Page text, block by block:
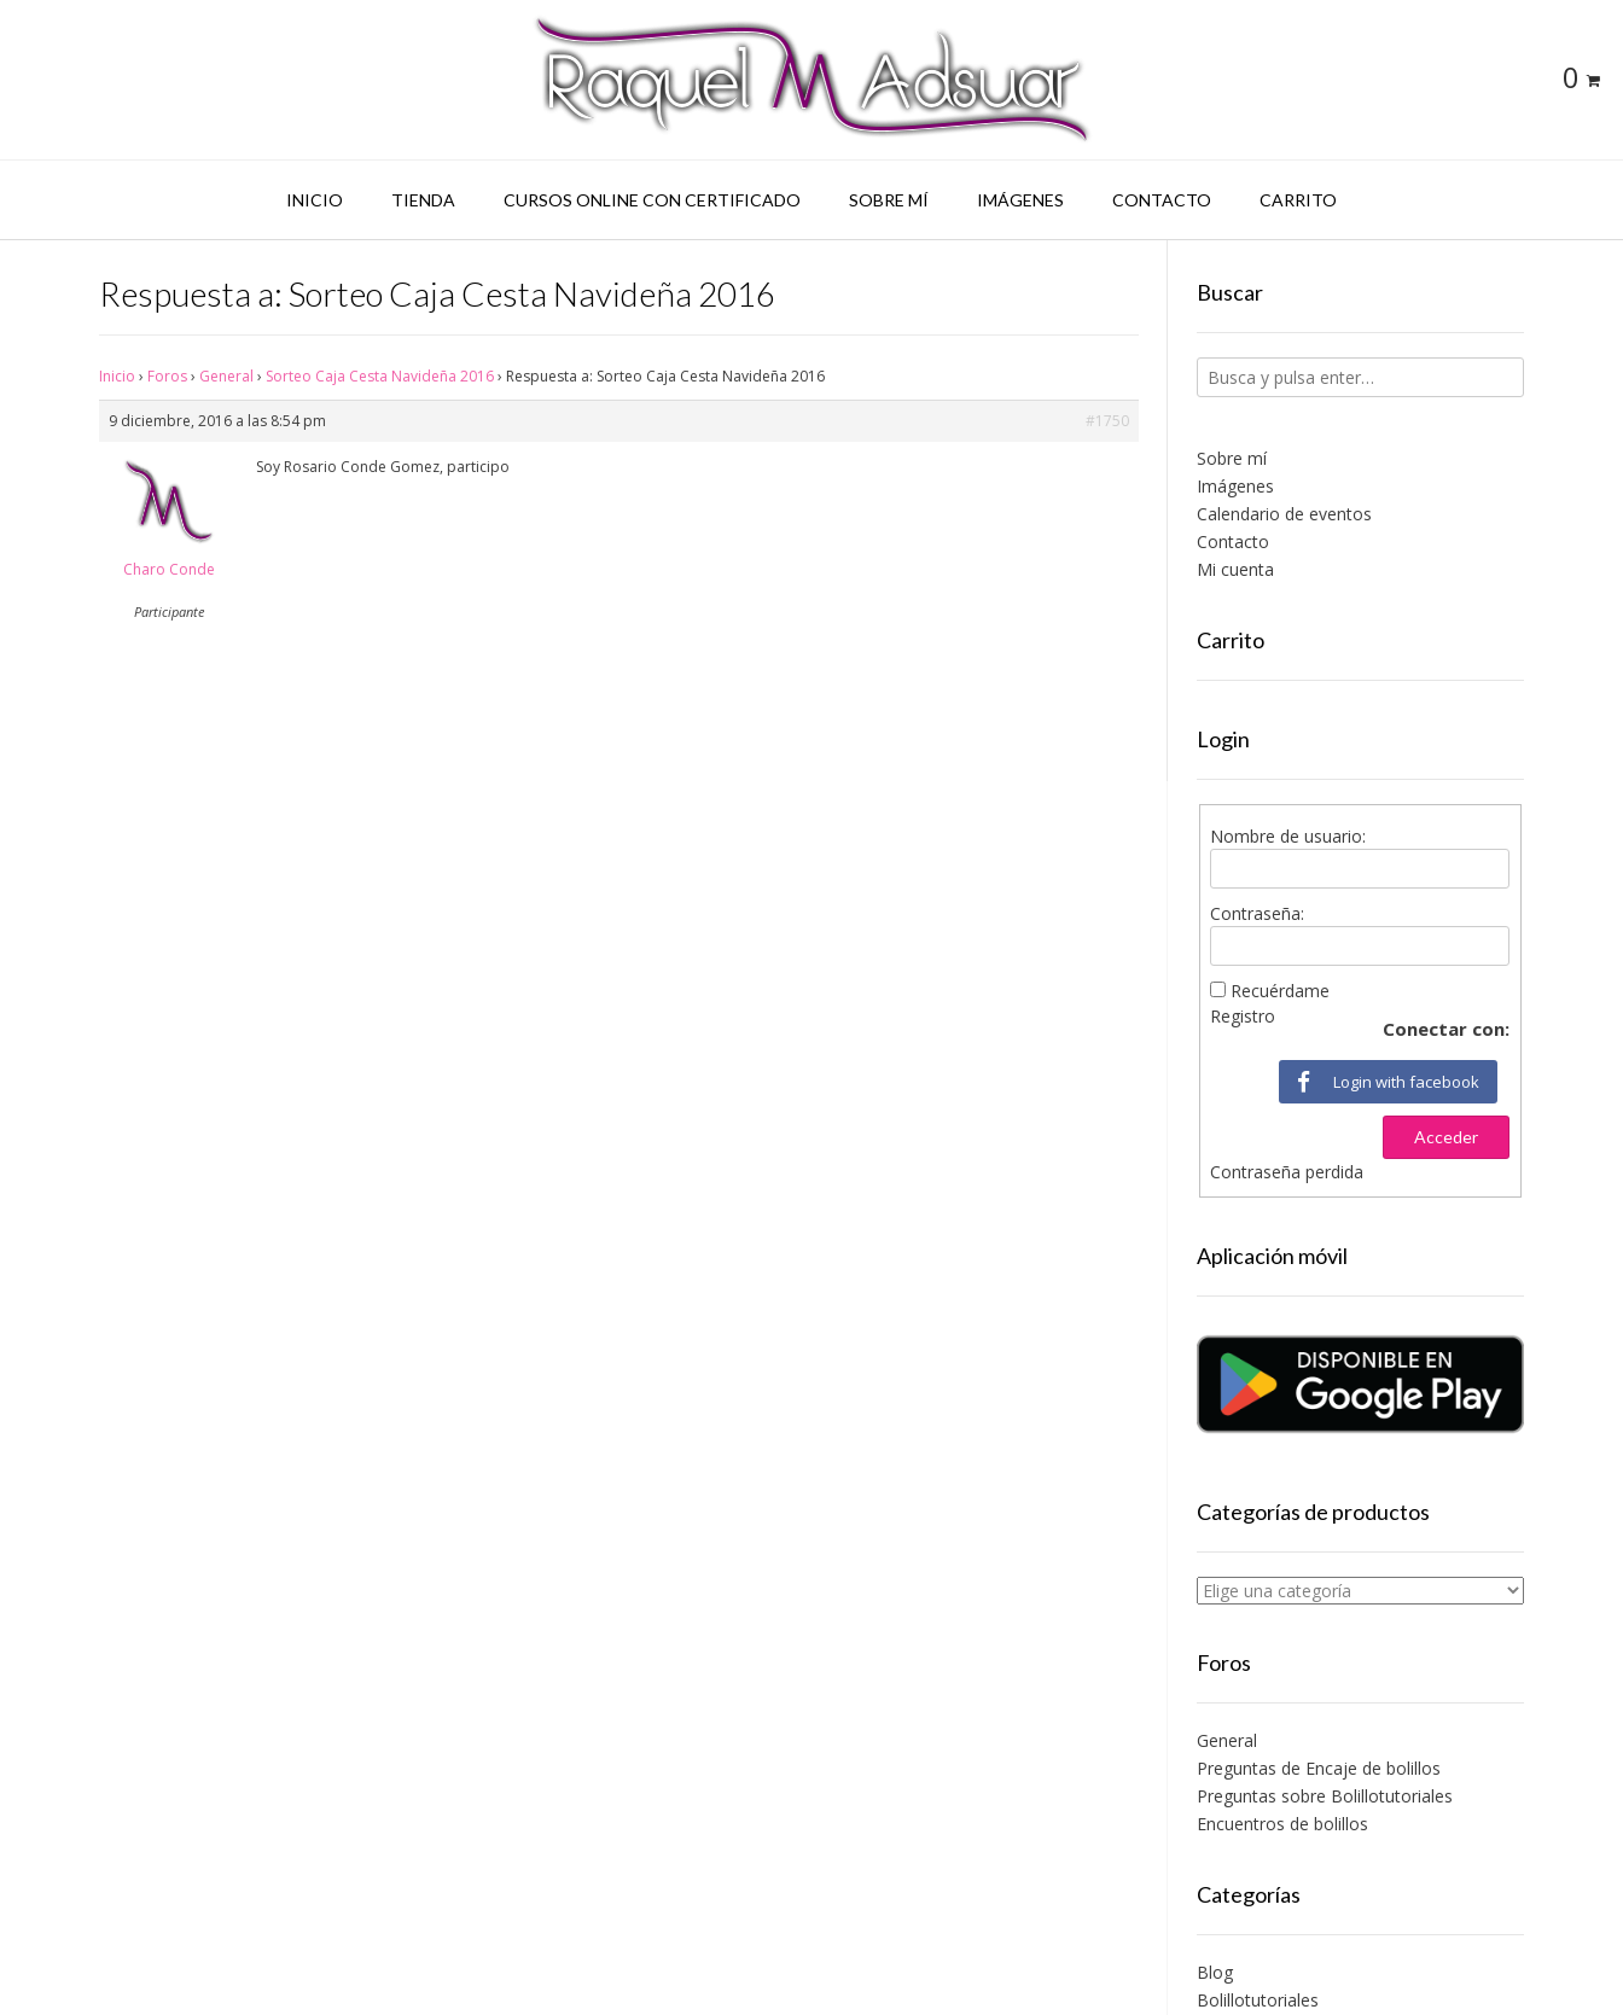
0
INICIO TIENDA CURSOS ONLINE CON CERTIFICADO SOBRE MÍ IMÁGENES CONTACTO CARRITO
Respuesta a: Sorteo Caja Cesta Navideña 2016
Inicio › Foros› General › Sorteo Caja Cesta Navideña 2016› Respuesta a: Sorteo Caja Cesta Navideña 2016
9 diciembre, 2016 a las 8:54 pm #1750
Charo Conde
Participante
Soy Rosario Conde Gomez, participo
Buscar
Sobre mí
Imágenes
Calendario de eventos
Contacto
Mi cuenta
Carrito
Login
Nombre de usuario:
Contraseña:
Recuérdame
Conectar con:
Login with facebook
Acceder
Registro
Contraseña perdida
Aplicación móvil
Categorías de productos
Foros
General
Preguntas de Encaje de bolillos
Preguntas sobre Bolillotutoriales
Encuentros de bolillos
Categorías
Blog
Bolillotutoriales